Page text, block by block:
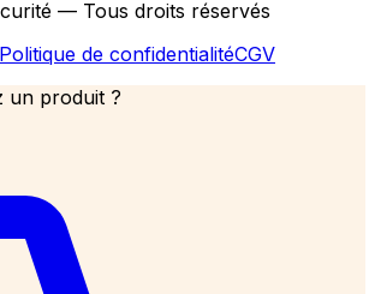
— Tous droits réservés
Politique de confidentialitéCGV
un produit ?